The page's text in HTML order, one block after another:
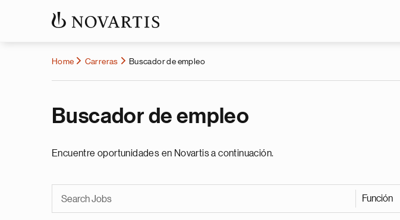
Home Carreras Buscador de empleo
Buscador de empleo
Encuentre oportunidades en Novartis a continuación.
Función